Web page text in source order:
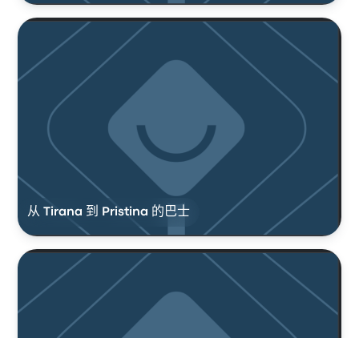
从 Tirana 到 Pristina 的巴士